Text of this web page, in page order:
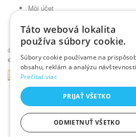
Môj účet
Obľúbené produkty
Novinky
© Kavickujem.sk - čaje Lovare, pražená
eshopu
BLOG
Táto webová lokalita
používa súbory cookie.
Súbory cookie používame na
obsahu, reklám a analýzu
Prečítať viac
PRIJAŤ VŠETKO
ODMIETNUŤ VŠETKO